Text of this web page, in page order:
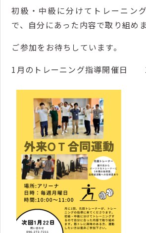
初級・中級に分けてトレーニン
で、自分にあった内容で取り組めま
ご参加をお待ちしています。
1月のトレーニング指導開催日